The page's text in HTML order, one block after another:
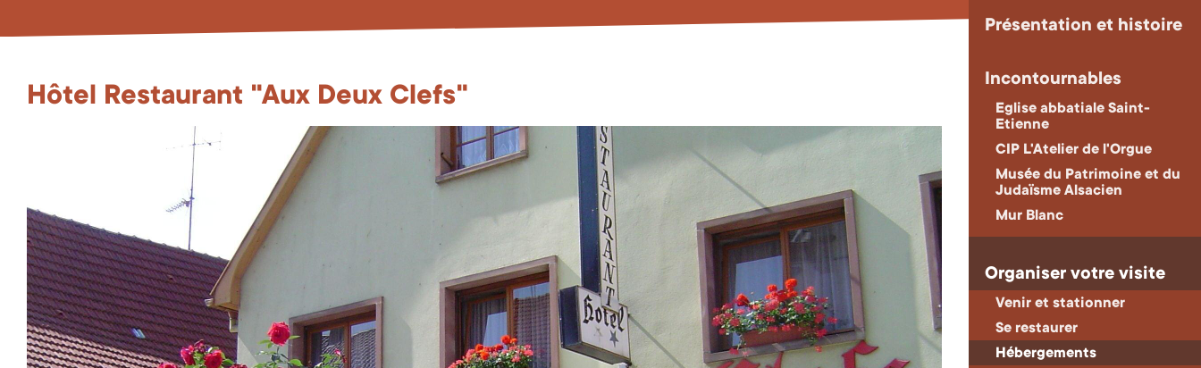
Hôtel Restaurant "Aux Deux Clefs"
Présentation et histoire
Incontournables
Eglise abbatiale Saint-
Etienne
CIP L'Atelier de l'Orgue
Musée du Patrimoine et du
Judaïsme Alsacien
Mur Blanc
Organiser votre visite
Venir et stationner
Se restaurer
Hébergements